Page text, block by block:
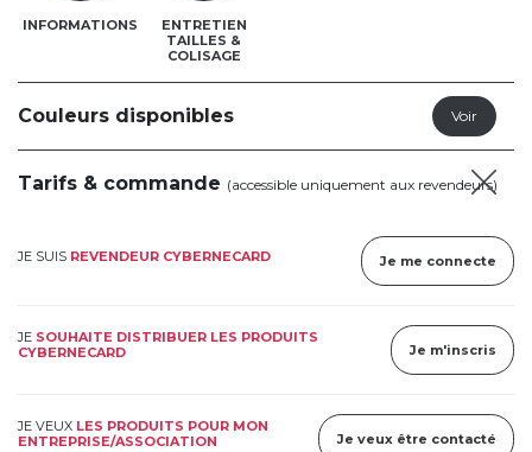
INFORMATIONS
ENTRETIEN
TAILLES &
COLISAGE
Couleurs disponibles
Tarifs & commande (accessible uniquement aux revendeurs)
JE SUIS REVENDEUR CYBERNECARD Je me connecte
JE SOUHAITE DISTRIBUER LES PRODUITS
CYBERNECARD
Je m'inscris
JE VEUX LES PRODUITS POUR MON
ENTREPRISE/ASSOCIATION
Je veux être contacté